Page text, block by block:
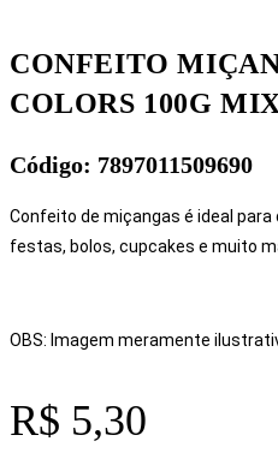
CONFEITO
COLORS 100G
Código: 7897011509690
Confeito de miçangas é ideal
festas, bolos, cupcakes e muito
OBS: Imagem meramente
R$ 5,30